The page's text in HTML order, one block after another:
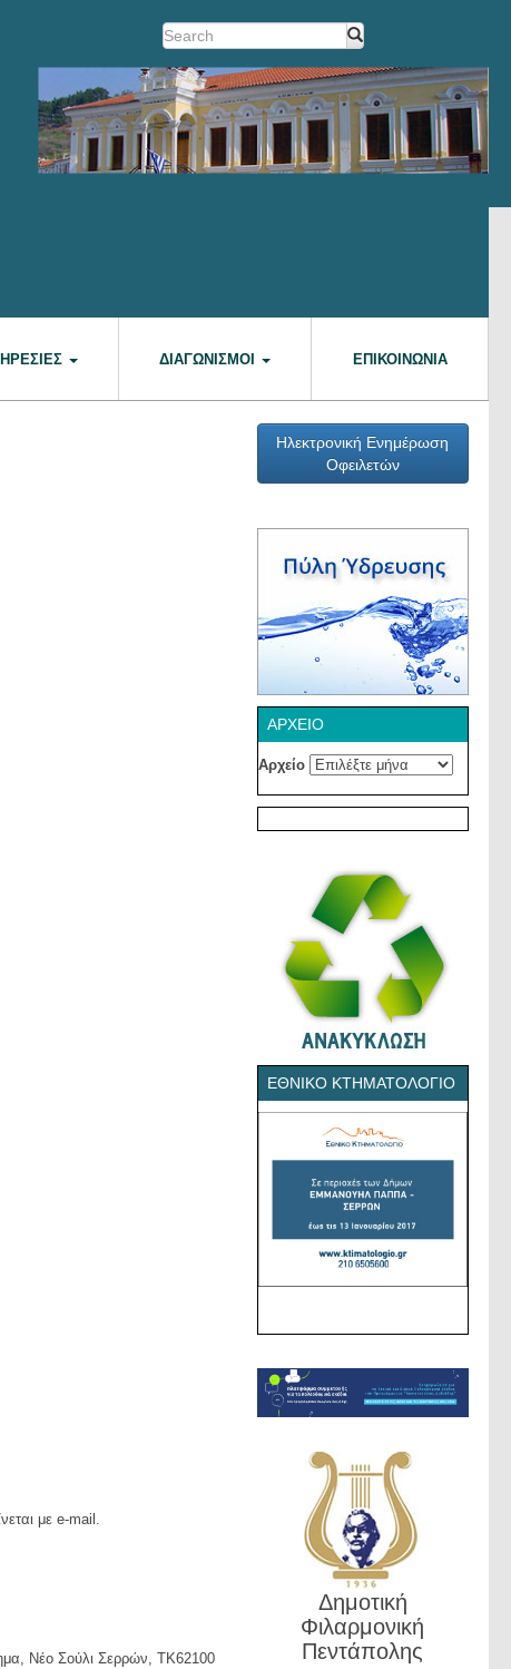
ΔΙΑΓΩΝΙΣΜΟΊ ΕΠΙΚΟΙΝΩΝΊΑ
Ηλεκτρονική Ενημέρωση
Οφειλετών
ΑΡΧΕΊΟ
Αρχείο
ΕΘΝΙΚΌ ΚΤΗΜΑΤΟΛΌΓΙΟ
Δημοτική
Φιλαρμονική
Πεντάπολης
με e-mail.
Νέο Σούλι Σερρών, ΤΚ62100